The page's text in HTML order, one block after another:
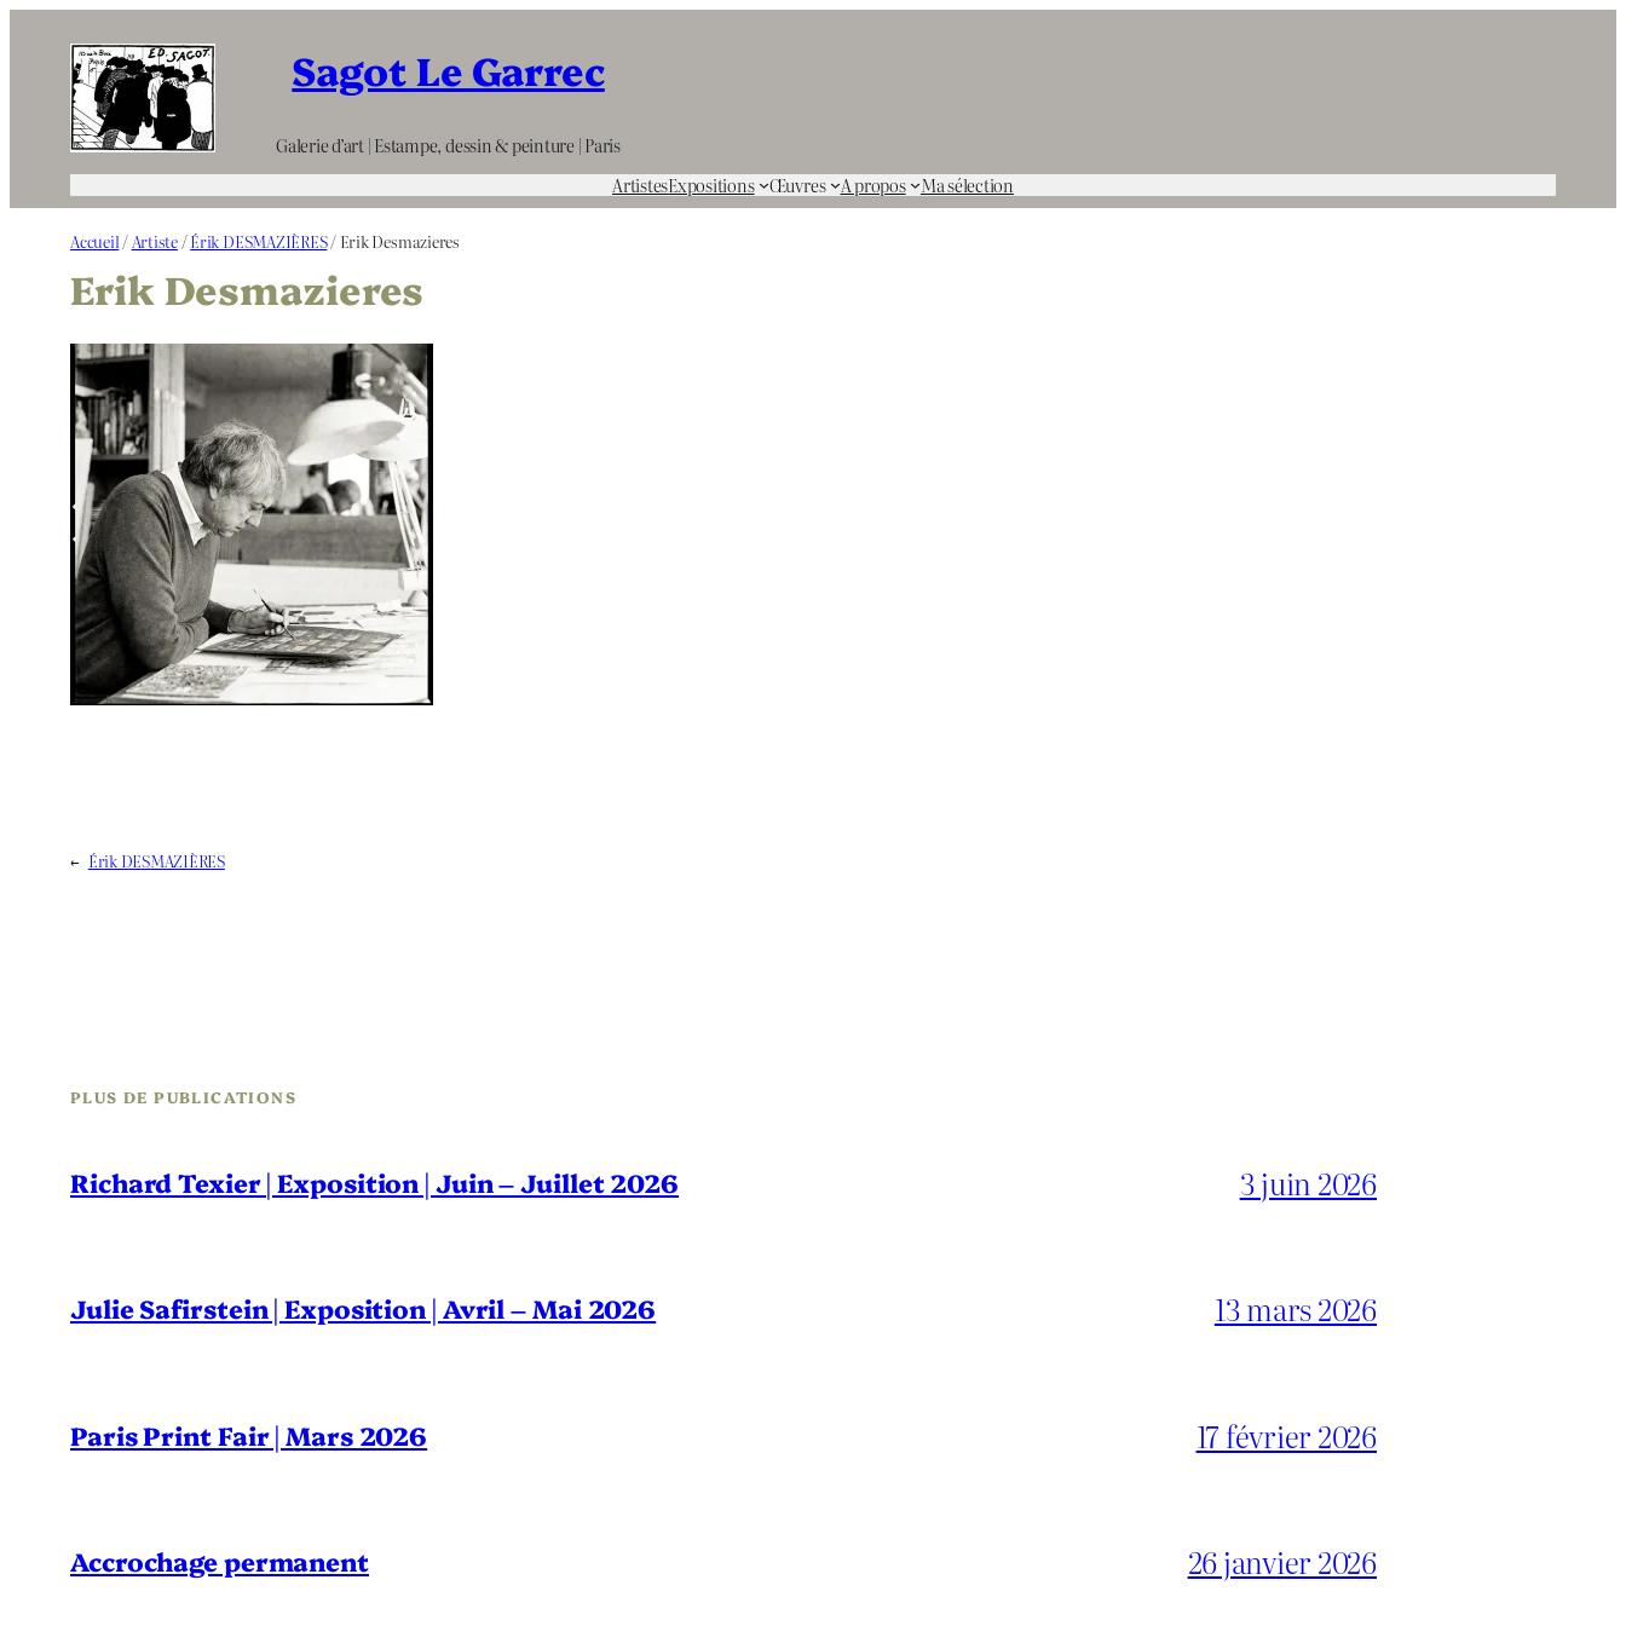
contenu
Sagot Le Garrec
Galerie d’art | Estampe, dessin & peinture | Paris
ArtistesExpositions Œuvres A propos Ma sélection
Accueil / Artiste/Érik DESMAZIÈRES/ Erik Desmazieres
Erik Desmazieres
← Érik DESMAZIÈRES
PLUS DE PUBLICATIONS
Richard Texier | Exposition | Juin – Juillet 2026 3 juin 2026
Julie Safirstein | Exposition | Avril – Mai 2026 13 mars 2026
Paris Print Fair | Mars 2026 17 février 2026
Accrochage permanent 26 janvier 2026